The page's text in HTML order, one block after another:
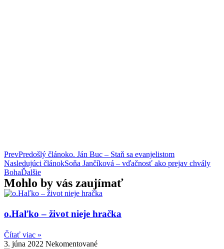
PrevPredošlý článoko. Ján Buc – Staň sa evanjelistom
Nasledujúci článokSoňa Jančíková – vďačnosť ako prejav chvály
BohaĎalšie
Mohlo by vás zaujímať
o.Haľko – život nieje hračka
Čítať viac »
3. júna 2022 Nekomentované